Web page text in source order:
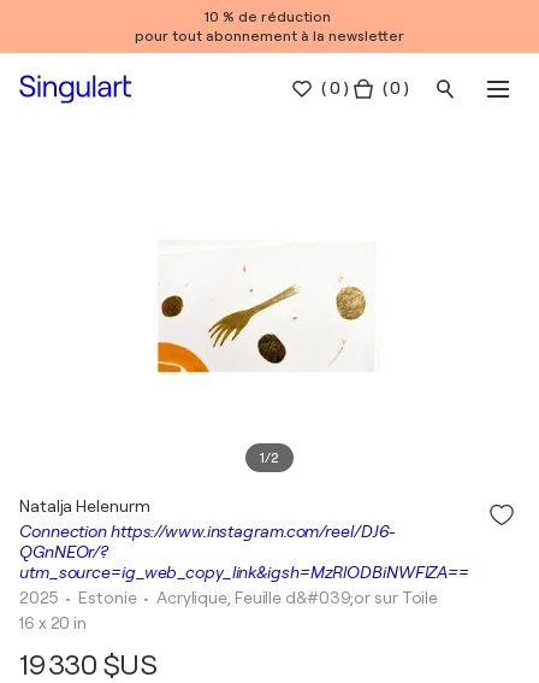
10 % de réduction
pour tout abonnement à la newsletter
(0 ) ( 0 )
1/2
Connection https://www.instagram.com/reel/DJ6-
QGnNEOr/?
utm_source=ig_web_copy_link&igsh=MzRlODBiNWFlZA==
Natalja Helenurm
2025 • Estonie • Acrylique, Feuille d&#039;or sur Toile
16 x 20 in
19 330 $US